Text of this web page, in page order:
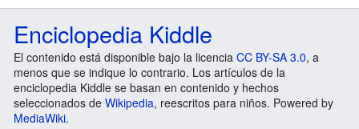
Enciclopedia Kiddle
El contenido está disponible bajo la licencia CC BY-SA 3.0, a
menos que se indique lo contrario. Los artículos de la
enciclopedia Kiddle se basan en contenido y hechos
seleccionados de Wikipedia, reescritos para niños. Powered by
MediaWiki.